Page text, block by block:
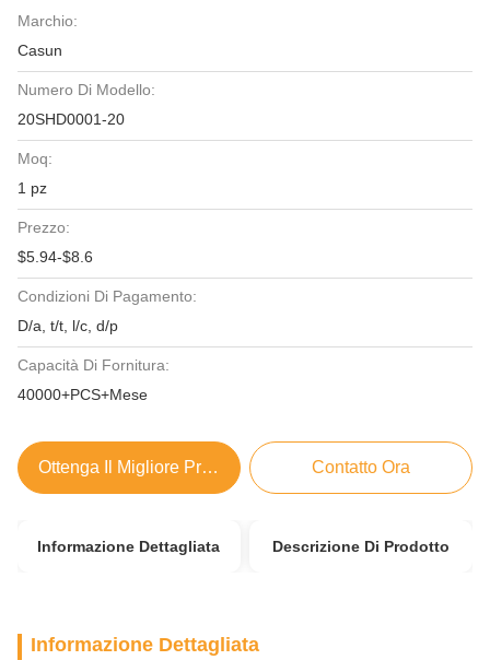
Marchio:
Casun
Numero Di Modello:
20SHD0001-20
Moq:
1 pz
Prezzo:
$5.94-$8.6
Condizioni Di Pagamento:
D/a, t/t, l/c, d/p
Capacità Di Fornitura:
40000+PCS+Mese
Ottenga Il Migliore Prezzo Contatto Ora
Informazione Dettagliata Descrizione Di Prodotto
Informazione Dettagliata